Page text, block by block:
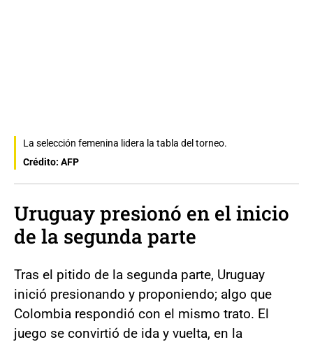
La selección femenina lidera la tabla del torneo.
Crédito: AFP
Uruguay presionó en el inicio
de la segunda parte
Tras el pitido de la segunda parte, Uruguay
inició presionando y proponiendo; algo que
Colombia respondió con el mismo trato. El
juego se convirtió de ida y vuelta, en la